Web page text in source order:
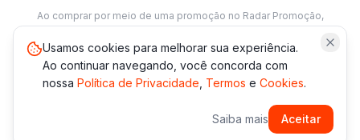
Ao comprar por meio de uma promoção no Radar Promoção,
Saiba mais
*Os preços e disponibilidade podem variar. Verifique sempre
Usamos cookies para melhorar sua experiência.
Ao continuar navegando, você concorda com
nossa Política de Privacidade Termos e Cookies.
Saiba mais Aceitar